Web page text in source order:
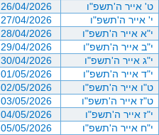
ט' אייר ה'תשפ"ו
26/04/2026
י' אייר ה'תשפ"ו
27/04/2026
י"א אייר ה'תשפ"ו
28/04/2026
י"ב אייר ה'תשפ"ו
29/04/2026
י"ג אייר ה'תשפ"ו
30/04/2026
י"ד אייר ה'תשפ"ו
01/05/2026
ט"ו אייר ה'תשפ"ו
02/05/2026
ט"ז אייר ה'תשפ"ו
03/05/2026
י"ז אייר ה'תשפ"ו
04/05/2026
י"ח אייר ה'תשפ"ו
05/05/2026